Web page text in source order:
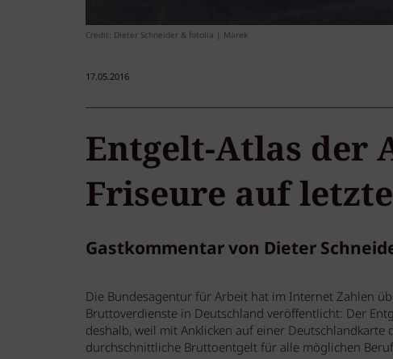
Credit: Dieter Schneider & fotolia | Marek
17.05.2016
Entgelt-Atlas der
Friseure auf
Gastkommentar von Dieter
Die Bundesagentur für Arbeit hat im Internet Zahlen
Bruttoverdienste in Deutschland veröffentlicht: Der
deshalb, weil mit Anklicken auf einer Deutschlandkarte
durchschnittliche Bruttoentgelt für alle möglichen